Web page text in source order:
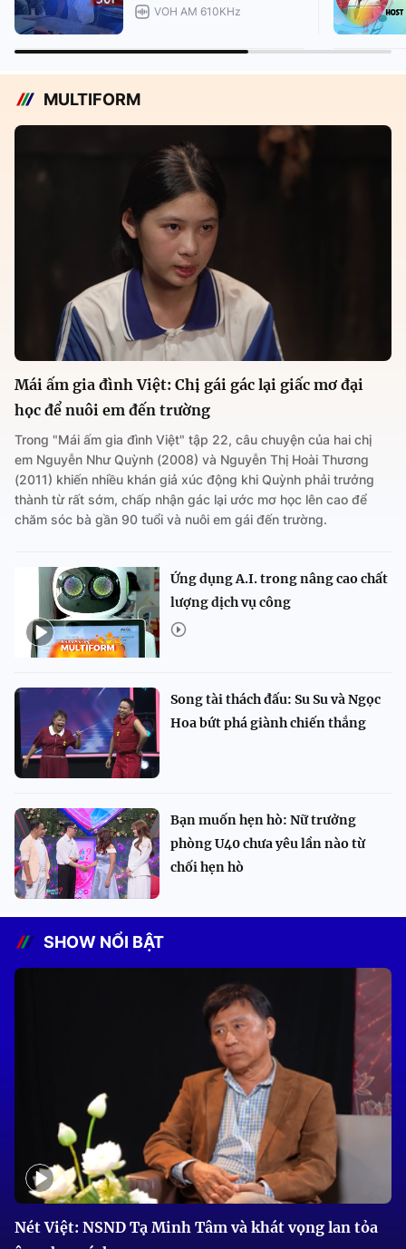
VOH AM 610KHz
MULTIFORM
Mái ấm gia đình Việt: Chị gái gác lại giấc mơ đại
học để nuôi em đến trường
Trong "Mái ấm gia đình Việt" tập 22, câu chuyện của hai chị
em Nguyễn Như Quỳnh (2008) và Nguyễn Thị Hoài Thương
(2011) khiến nhiều khán giả xúc động khi Quỳnh phải trưởng
thành từ rất sớm, chấp nhận gác lại ước mơ học lên cao để
chăm sóc bà gần 90 tuổi và nuôi em gái đến trường.
Ứng dụng A.I. trong nâng cao chất
lượng dịch vụ công
Song tài thách đấu: Su Su và Ngọc
Hoa bứt phá giành chiến thắng
Bạn muốn hẹn hò: Nữ trưởng
phòng U40 chưa yêu lần nào từ
chối hẹn hò
SHOW NỔI BẬT
Nét Việt: NSND Tạ Minh Tâm và khát vọng lan tỏa